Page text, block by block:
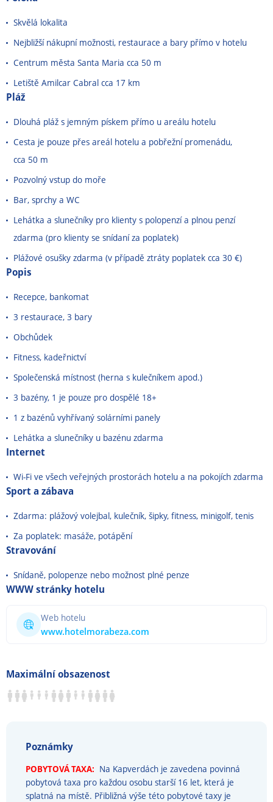
Skvělá lokalita
Nejbližší nákupní možnosti, restaurace a bary přímo v hotelu
Centrum města Santa Maria cca 50 m
Letiště Amilcar Cabral cca 17 km
Pláž
Dlouhá pláž s jemným pískem přímo u areálu hotelu
Cesta je pouze přes areál hotelu a pobřežní promenádu,
cca 50 m
Pozvolný vstup do moře
Bar, sprchy a WC
Lehátka a slunečníky pro klienty s polopenzí a plnou penzí
zdarma (pro klienty se snídaní za poplatek)
Plážové osušky zdarma (v případě ztráty poplatek cca 30 €)
Popis
Recepce, bankomat
3 restaurace, 3 bary
Obchůdek
Fitness, kadeřnictví
Společenská místnost (herna s kulečníkem apod.)
3 bazény, 1 je pouze pro dospělé 18+
1 z bazénů vyhřívaný solárními panely
Lehátka a slunečníky u bazénu zdarma
Internet
Wi-Fi ve všech veřejných prostorách hotelu a na pokojích zdarma
Sport a zábava
Zdarma: plážový volejbal, kulečník, šipky, fitness, minigolf, tenis
Za poplatek: masáže, potápění
Stravování
Snídaně, polopenze nebo možnost plné penze
WWW stránky hotelu
Web hotelu
www.hotelmorabeza.com
Maximální obsazenost
Poznámky
POBYTOVÁ TAXA: Na Kapverdách je zavedena povinná
pobytová taxa pro každou osobu starší 16 let, která je
splatná na místě. Přibližná výše této pobytové taxy je